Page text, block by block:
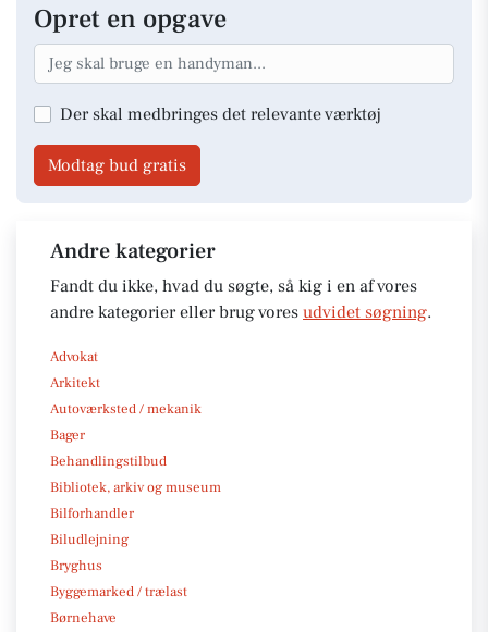
Opret en opgave
Der skal medbringes det relevante værktøj
Modtag bud gratis
Andre kategorier
Fandt du ikke, hvad du søgte, så kig i en af vores
andre kategorier eller brug vores udvidet søgning.
Advokat
Arkitekt
Autoværksted / mekanik
Bager
Behandlingstilbud
Bibliotek, arkiv og museum
Bilforhandler
Biludlejning
Bryghus
Byggemarked / trælast
Børnehave